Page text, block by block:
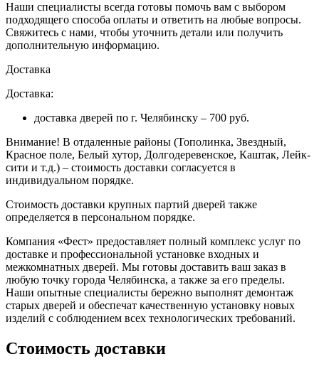
Наши специалисты всегда готовы помочь вам с выбором
подходящего способа оплаты и ответить на любые вопросы.
Свяжитесь с нами, чтобы уточнить детали или получить
дополнительную информацию.
Доставка
Доставка:
доставка дверей по г. Челябинску – 700 руб.
Внимание! В отдаленные районы (Тополинка, Звездный,
Красное поле, Белый хутор, Долгодеревенское, Каштак, Лейк-
сити и т.д.) – стоимость доставки согласуется в
индивидуальном порядке.
Стоимость доставки крупных партий дверей также
определяется в персональном порядке.
Компания «Фест» предоставляет полный комплекс услуг по
доставке и профессиональной установке входных и
межкомнатных дверей. Мы готовы доставить ваш заказ в
любую точку города Челябинска, а также за его пределы.
Наши опытные специалисты бережно выполнят демонтаж
старых дверей и обеспечат качественную установку новых
изделий с соблюдением всех технологических требований.
Стоимость доставки